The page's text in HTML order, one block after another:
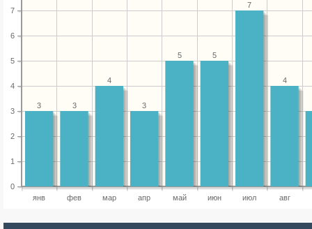
янв фев мар апр май июн июл авг
0
1
2
3
4
5
6
7
4
7
5
5
3
4
3
3